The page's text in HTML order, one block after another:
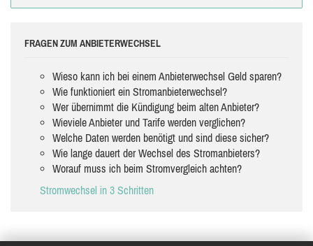
FRAGEN ZUM ANBIETERWECHSEL
Wieso kann ich bei einem Anbieterwechsel Geld sparen?
Wie funktioniert ein Stromanbieterwechsel?
Wer übernimmt die Kündigung beim alten Anbieter?
Wieviele Anbieter und Tarife werden verglichen?
Welche Daten werden benötigt und sind diese sicher?
Wie lange dauert der Wechsel des Stromanbieters?
Worauf muss ich beim Stromvergleich achten?
Stromwechsel in 3 Schritten